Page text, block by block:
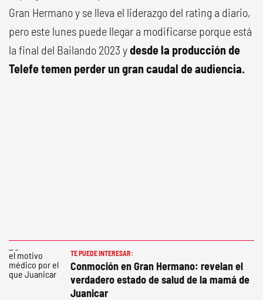
Gran Hermano y se lleva el liderazgo del rating a diario,
pero este lunes puede llegar a modificarse porque está
la final del Bailando 2023 ydesde la producción de
Telefe temen perder un gran caudal de audiencia.
TE PUEDE INTERESAR:
Conmoción en Gran Hermano: revelan el
verdadero estado de salud de la mamá de
Juanicar